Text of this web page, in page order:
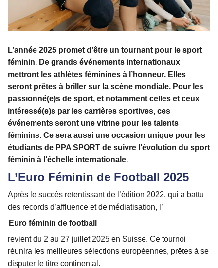
L’année 2025 promet d’être un tournant pour le sport
féminin. De grands événements internationaux
mettront les athlètes féminines à l’honneur. Elles
seront prêtes à briller sur la scène mondiale. Pour les
passionné(e)s de sport, et notamment celles et ceux
intéressé(e)s par les carrières sportives, ces
événements seront une vitrine pour les talents
féminins. Ce sera aussi une occasion unique pour les
étudiants de PPA SPORT de suivre l’évolution du sport
féminin à l’échelle internationale.
L’Euro Féminin de Football 2025
Après le succès retentissant de l’édition 2022, qui a battu
des records d’affluence et de médiatisation, l’
Euro féminin de football
revient du 2 au 27 juillet 2025 en Suisse. Ce tournoi
réunira les meilleures sélections européennes, prêtes à se
disputer le titre continental.